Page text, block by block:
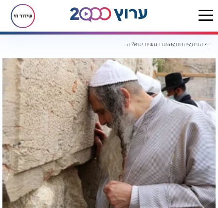
שידור חי
דף הבית יהדות האם המשיח יבוא? הגר"ש ארוש במסר מיוחד